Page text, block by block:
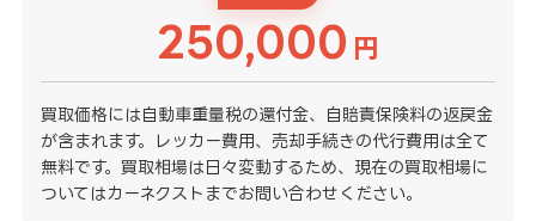
250,000 円
買取価格には自動車重量税の還付金、自賠責保険料の返戻金
が含まれます。レッカー費用、売却手続きの代行費用は全て
無料です。買取相場は日々変動するため、現在の買取相場に
ついてはカーネクストまでお問い合わせください。